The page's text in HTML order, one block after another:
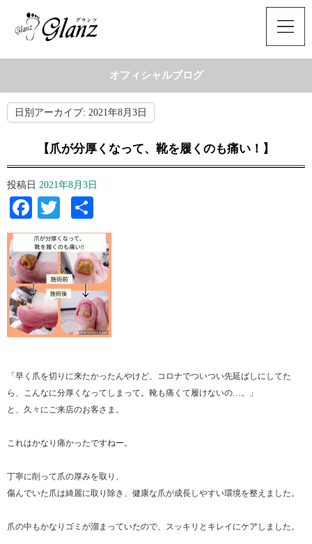
オフィシャルブログ
日別アーカイブ: 2021年8月3日
【爪が分厚くなって、靴を履くのも痛い！】
投稿日 2021年8月3日
Facebook
Twitter
有
「早く爪を切りに来たかったんやけど、コロナでついつい先延ばしにしてた
ら、こんなに分厚くなってしまって。靴も痛くて履けないの…。」
と、久々にご来店のお客さま。
これはかなり痛かったですねー。
丁寧に削って爪の厚みを取り、
傷んでいた爪は綺麗に取り除き、健康な爪が成長しやすい環境を整えました。
爪の中もかなりゴミが溜まっていたので、スッキリとキレイにケアしました。